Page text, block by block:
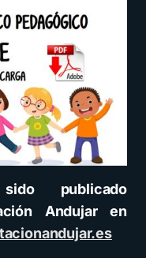
publicado
Andujar en